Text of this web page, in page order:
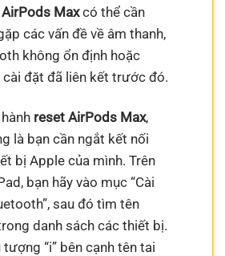
Maxcó thể cần
các vấn đề về âm thanh,
không ổn định hoặc
cài đặt đã liên kết trước đó.
reset AirPods Max,
là bạn cần ngắt kết nối
bị Apple của mình. Trên
bạn hãy vào mục “Cài
sau đó tìm tên
danh sách các thiết bị.
“i” bên cạnh tên tai